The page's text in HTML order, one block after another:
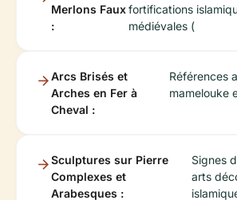
Merlons Faux
:
fortifications
médiévales (
Arcs Brisés et
Arches en Fer à
Cheval :
Références
mamelouke
Sculptures sur Pierre
Complexes et
Arabesques :
Signes
arts